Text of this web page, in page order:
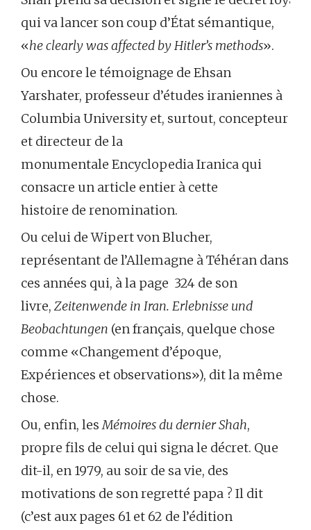
qui va lancer son coup d’État sémantique,
«he clearly was affected by Hitler’s methods».
Ou encore le témoignage de Ehsan
Yarshater, professeur d’études iraniennes à
Columbia University et, surtout, concepteur
et directeur de la
monumentale Encyclopedia Iranica qui
consacre un article entier à cette
histoire de renomination.
Ou celui de Wipert von Blucher,
représentant de l’Allemagne à Téhéran dans
ces années qui, à la page 324 de son
livre, Zeitenwende in Iran. Erlebnisse und
Beobachtungen (en français, quelque chose
comme «Changement d’époque,
Expériences et observations»), dit la même
chose.
Ou, enfin, les Mémoires du dernier Shah,
propre fils de celui qui signa le décret. Que
dit-il, en 1979, au soir de sa vie, des
motivations de son regretté papa ? Il dit
(c’est aux pages 61 et 62 de l’édition